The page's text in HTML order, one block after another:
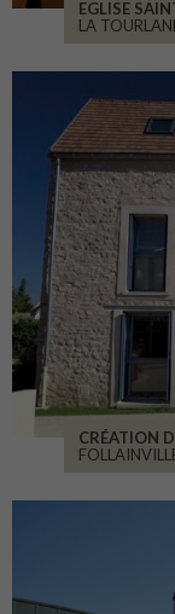
EGLISE
LA
CRÉATION